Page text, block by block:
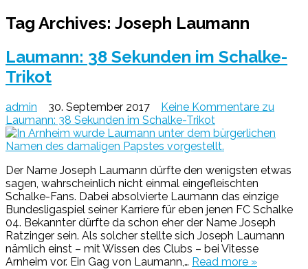
Tag Archives: Joseph Laumann
Laumann: 38 Sekunden im Schalke-
Trikot
admin 30. September 2017 Keine Kommentare zu
Laumann: 38 Sekunden im Schalke-Trikot
Der Name Joseph Laumann dürfte den wenigsten etwas
sagen, wahrscheinlich nicht einmal eingefleischten
Schalke-Fans. Dabei absolvierte Laumann das einzige
Bundesligaspiel seiner Karriere für eben jenen FC Schalke
04. Bekannter dürfte da schon eher der Name Joseph
Ratzinger sein. Als solcher stellte sich Joseph Laumann
nämlich einst – mit Wissen des Clubs – bei Vitesse
Arnheim vor. Ein Gag von Laumann,… Read more »